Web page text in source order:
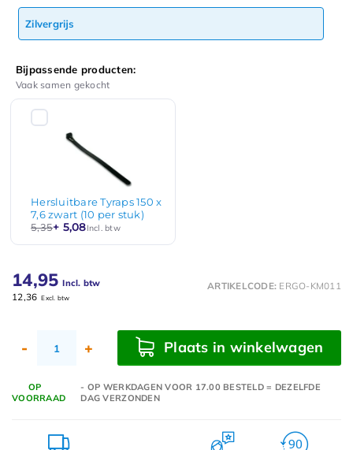
Zilvergrijs
Bijpassende producten:
Vaak samen gekocht
Hersluitbare Tyraps 150 x
7,6 zwart (10 per stuk)
5,35+ 5,08Incl. btw
14,95 Incl. btw
12,36 Excl. btw
ARTIKELCODE: ERGO-KM011
- + Plaats in winkelwagen
OP
VOORRAAD
- OP WERKDAGEN VOOR 17.00 BESTELD = DEZELFDE
DAG VERZONDEN